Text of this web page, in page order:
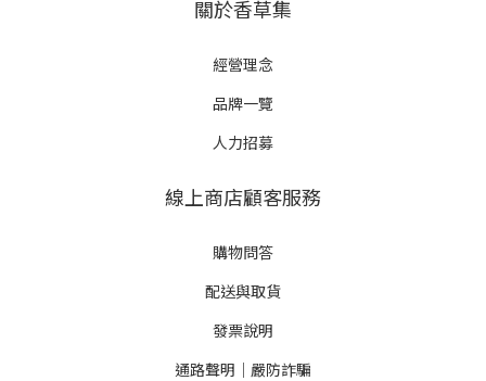
關於香草集
經營理念
品牌一覽
人力招募
線上商店顧客服務
購物問答
配送與取貨
發票說明
通路聲明｜嚴防詐騙